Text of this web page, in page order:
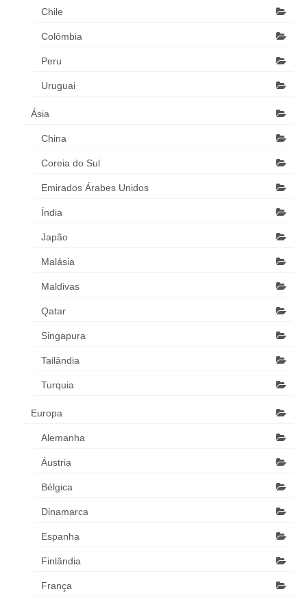
Chile
Colômbia
Peru
Uruguai
Ásia
China
Coreia do Sul
Emirados Árabes Unidos
Índia
Japão
Malásia
Maldivas
Qatar
Singapura
Tailândia
Turquia
Europa
Alemanha
Áustria
Bélgica
Dinamarca
Espanha
Finlândia
França